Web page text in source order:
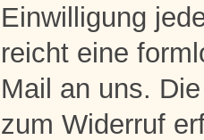
Einwilligung
reicht eine
Mail an uns.
zum Widerruf